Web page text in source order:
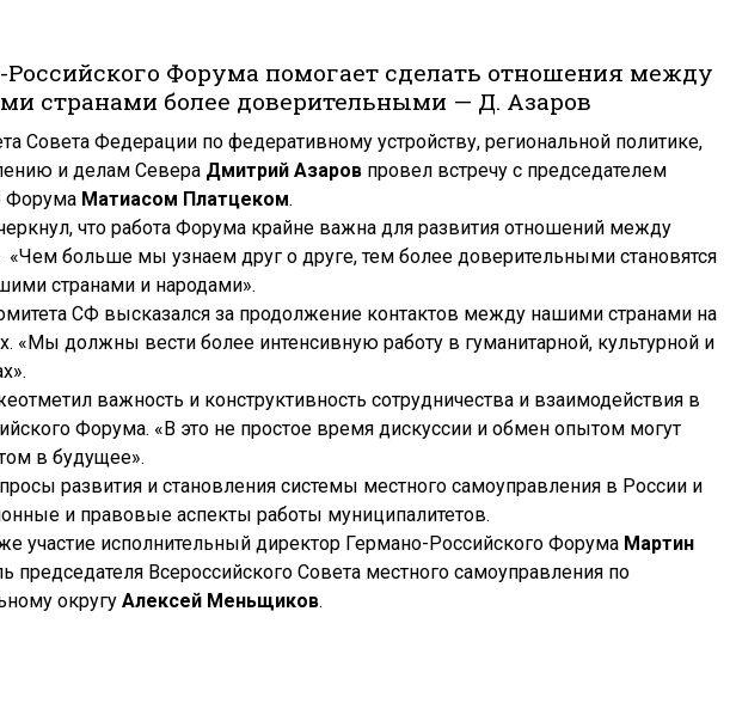
Российского Форума помогает сделать отношения между
странами более доверительными — Д. Азаров
Совета Федерации по федеративному устройству, региональной политике,
и делам Севера Дмитрий Азаров провел встречу с председателем
Форума Матиасом Платцеком.
что работа Форума крайне важна для развития отношений между
«Чем больше мы узнаем друг о друге, тем более доверительными становятся
странами и народами».
СФ высказался за продолжение контактов между нашими странами на
«Мы должны вести более интенсивную работу в гуманитарной, культурной и
важность и конструктивность сотрудничества и взаимодействия в
Форума. «В это не простое время дискуссии и обмен опытом могут
в будущее».
развития и становления системы местного самоуправления в России и
и правовые аспекты работы муниципалитетов.
участие исполнительный директор Германо-Российского Форума Мартин
председателя Всероссийского Совета местного самоуправления по
округу Алексей Меньщиков.